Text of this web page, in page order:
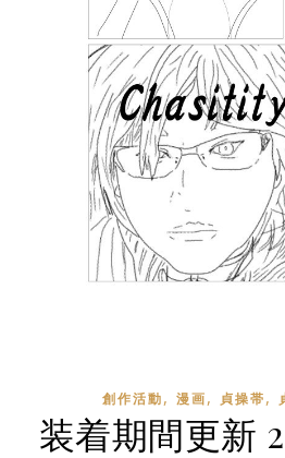
創作活動, 漫画, 貞操帯,
装着期間更新